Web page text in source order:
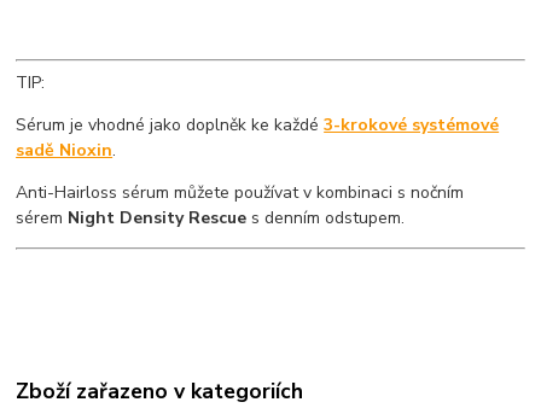
TIP:
Sérum je vhodné jako doplněk ke každé3-krokové systémové
sadě Nioxin.
Anti-Hairloss sérum můžete používat v kombinaci s nočním
sérem Night Density Rescue s denním odstupem.
Zboží zařazeno v kategoriích